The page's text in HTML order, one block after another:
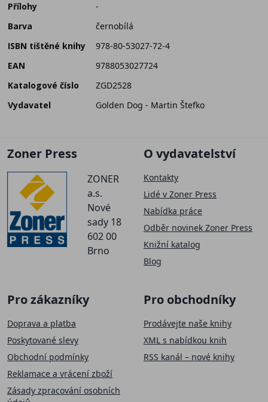
Přílohy
-
Barva
černobílá
ISBN tištěné knihy
978-80-53027-72-4
EAN
9788053027724
Katalogové číslo
ZGD2528
Vydavatel
Golden Dog - Martin Štefko
Zoner Press
ZONER
a.s.
Nové
sady 18
602 00
Brno
O vydavatelství
Kontakty
Lidé v Zoner Press
Nabídka práce
Odběr novinek Zoner Press
Knižní katalog
Blog
Pro zákazníky
Doprava a platba
Poskytované slevy
Obchodní podmínky
Reklamace a vrácení zboží
Zásady zpracování osobních
Pro obchodníky
Prodávejte naše knihy
XML s nabídkou knih
RSS kanál – nové knihy